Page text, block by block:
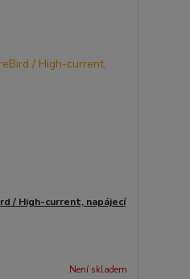
/ High-current, napájecí
Není skladem